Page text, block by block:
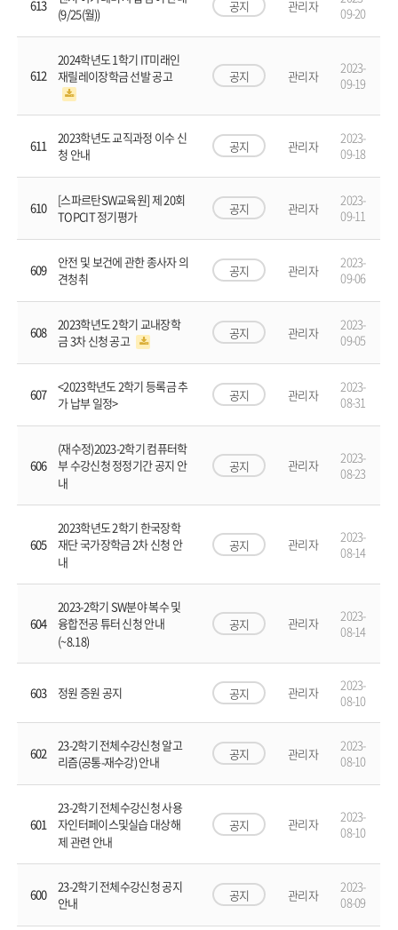
613
(9/25(월))
공지 관리자
09-20
612
2024학년도 1학기 IT미래인
재릴레이장학금 선발 공고
공지 관리자
2023-
09-19
611
2023학년도 교직과정 이수 신
청 안내
공지 관리자
2023-
09-18
610
[스파르탄SW교육원] 제 20회
TOPCIT 정기평가
공지 관리자
2023-
09-11
609
안전 및 보건에 관한 종사자 의
견청취
공지 관리자
2023-
09-06
608
2023학년도 2학기 교내장학
금 3차 신청 공고
공지 관리자
2023-
09-05
607
<2023학년도 2학기 등록금 추
가 납부 일정>
공지 관리자
2023-
08-31
606
(재수정)2023-2학기 컴퓨터학
부 수강신청 정정기간 공지 안
내
공지 관리자
2023-
08-23
605
2023학년도 2학기 한국장학
재단 국가장학금 2차 신청 안
내
공지 관리자
2023-
08-14
604
2023-2학기 SW분야 복수 및
융합전공 튜터 신청 안내
(~8.18)
공지 관리자
2023-
08-14
603 정원 증원 공지 공지 관리자
2023-
08-10
602
23-2학기 전체수강신청 알고
리즘(공통-재수강) 안내
공지 관리자
2023-
08-10
601
23-2학기 전체수강신청 사용
자인터페이스및실습 대상해
제 관련 안내
공지 관리자
2023-
08-10
600
23-2학기 전체수강신청 공지
안내
공지 관리자
2023-
08-09